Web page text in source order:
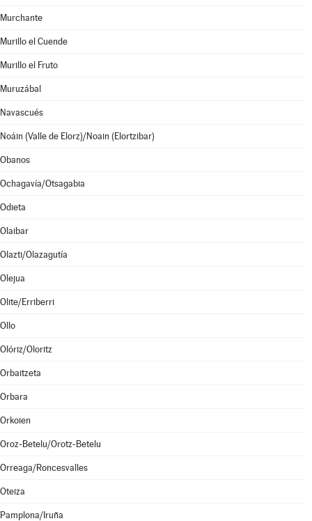
Murchante
Murillo el Cuende
Murillo el Fruto
Muruzábal
Navascués
Noáin (Valle de Elorz)/Noain (Elortzibar)
Obanos
Ochagavía/Otsagabia
Odieta
Olaibar
Olazti/Olazagutía
Olejua
Olite/Erriberri
Ollo
Olóriz/Oloritz
Orbaitzeta
Orbara
Orkoien
Oroz-Betelu/Orotz-Betelu
Orreaga/Roncesvalles
Oteiza
Pamplona/Iruña